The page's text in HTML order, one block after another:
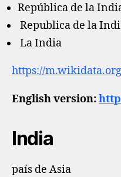
República de la
Republica de la
La India
https://
English version:
India
país de Asia